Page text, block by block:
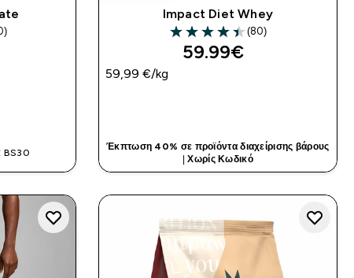
BS30
Impact Diet Whey
4.43 out of 5 stars
(80)
59.99€‎
59,99 €‎/kg
Έκπτωση 40% σε προϊόντα διαχείρισης βάρους
|Χωρίς Κωδικό